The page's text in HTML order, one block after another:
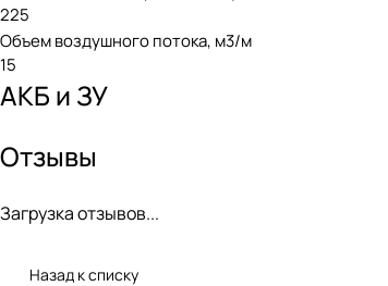
225
Объем воздушного потока, м3/м
15
АКБ и ЗУ
Отзывы
Загрузка отзывов...
Назад к списку